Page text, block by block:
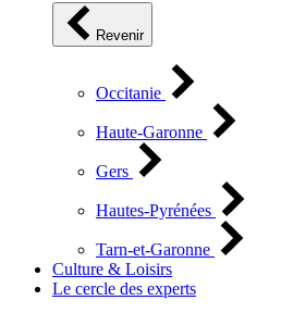
Revenir
Occitanie
Haute-Garonne
Gers
Hautes-Pyrénées
Tarn-et-Garonne
Culture & Loisirs
Le cercle des experts